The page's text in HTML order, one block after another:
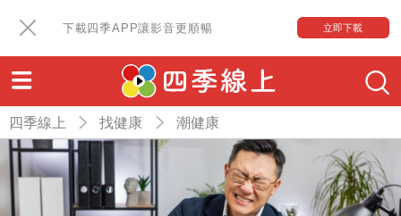
下載四季APP讓影音更順暢 立即下載
四季線上 找健康 潮健康